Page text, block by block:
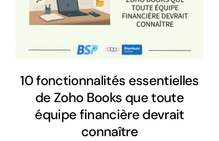
10 fonctionnalités essentielles
de Zoho Books que toute
équipe financière devrait
connaître